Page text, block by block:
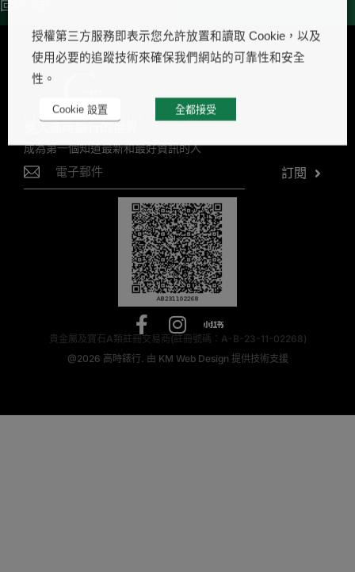
回到頂部
成為第一個知道最新和最好資訊的人
訂閱
貴金屬及寶石A類註冊交易商(註冊號碼：A-B-23-11-02268)
@2026 高時錶行. 由 KM Web Design 提供技術支援
授權第三方服務即表示您允許放置和讀取 Cookie，以及
使用必要的追蹤技術來確保我們網站的可靠性和安全
性。
Cookie 設置 全都接受